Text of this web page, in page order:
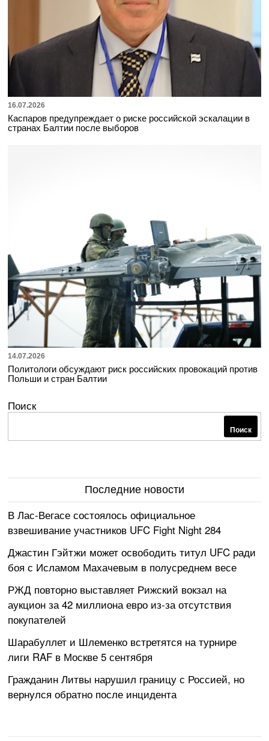
16.07.2026
Каспаров предупреждает о риске российской эскалации в
странах Балтии после выборов
14.07.2026
Политологи обсуждают риск российских провокаций против
Польши и стран Балтии
Поиск
Поиск
Последние новости
В Лас-Вегасе состоялось официальное
взвешивание участников UFC Fight Night 284
Джастин Гэйтжи может освободить титул UFC ради
боя с Исламом Махачевым в полусреднем весе
РЖД повторно выставляет Рижский вокзал на
аукцион за 42 миллиона евро из-за отсутствия
покупателей
Шарабуллет и Шлеменко встретятся на турнире
лиги RAF в Москве 5 сентября
Гражданин Литвы нарушил границу с Россией, но
вернулся обратно после инцидента